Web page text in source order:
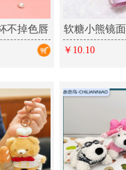
不掉色唇
色唇彩
软糖小熊镜
春夏显白少
￥10.10